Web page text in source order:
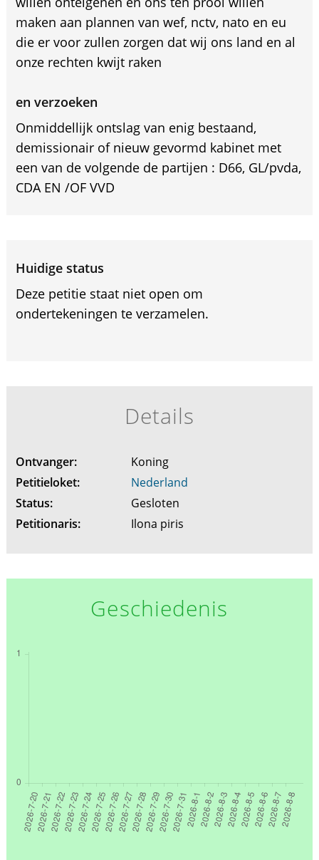
maken aan plannen van wef, nctv, nato en eu
die er voor zullen zorgen dat wij ons land en al
onze rechten kwijt raken
en verzoeken
Onmiddellijk ontslag van enig bestaand,
demissionair of nieuw gevormd kabinet met
een van de volgende de partijen : D66, GL/pvda,
CDA EN /OF VVD
Huidige status
Deze petitie staat niet open om
ondertekeningen te verzamelen.
Details
Ontvanger:
Koning
Petitieloket:
Nederland
Status:
Gesloten
Petitionaris:
Ilona piris
Geschiedenis